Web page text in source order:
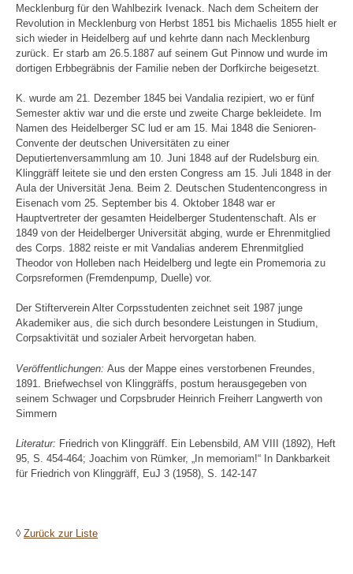
Mecklenburg für den Wahlbezirk Ivenack. Nach dem Scheitern der
Revolution in Mecklenburg von Herbst 1851 bis Michaelis 1855 hielt er
sich wieder in Heidelberg auf und kehrte dann nach Mecklenburg
zurück. Er starb am 26.5.1887 auf seinem Gut Pinnow und wurde im
dortigen Erbbegräbnis der Familie neben der Dorfkirche beigesetzt.
K. wurde am 21. Dezember 1845 bei Vandalia rezipiert, wo er fünf
Semester aktiv war und die erste und zweite Charge bekleidete. Im
Namen des Heidelberger SC lud er am 15. Mai 1848 die Senioren-
Convente der deutschen Universitäten zu einer
Deputiertenversammlung am 10. Juni 1848 auf der Rudelsburg ein.
Klinggräff leitete sie und den ersten Congress am 15. Juli 1848 in der
Aula der Universität Jena. Beim 2. Deutschen Studentencongress in
Eisenach vom 25. September bis 4. Oktober 1848 war er
Hauptvertreter der gesamten Heidelberger Studentenschaft. Als er
1849 von der Heidelberger Universität abging, wurde er Ehrenmitglied
des Corps. 1882 reiste er mit Vandalias anderem Ehrenmitglied
Theodor von Holleben nach Heidelberg und legte ein Promemoria zu
Corpsreformen (Fremdenpump, Duelle) vor.
Der Stifterverein Alter Corpsstudenten zeichnet seit 1987 junge
Akademiker aus, die sich durch besondere Leistungen in Studium,
Corpsaktivität und sozialer Arbeit hervorgetan haben.
Veröffentlichungen: Aus der Mappe eines verstorbenen Freundes,
1891. Briefwechsel von Klinggräffs, postum herausgegeben von
seinem Schwager und Corpsbruder Heinrich Freiherr Langwerth von
Simmern
Literatur: Friedrich von Klinggräff. Ein Lebensbild, AM VIII (1892), Heft
95, S. 454-464; Joachim von Rümker, „In memoriam!“ In Dankbarkeit
für Friedrich von Klinggräff, EuJ 3 (1958), S. 142-147
◊ Zurück zur Liste